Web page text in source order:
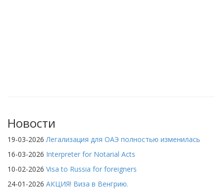
Новости
19-03-2026 Легализация для ОАЭ полностью изменилась
16-03-2026 Interpreter for Notarial Acts
10-02-2026 Visa to Russia for foreigners
24-01-2026 АКЦИЯ! Виза в Венгрию.